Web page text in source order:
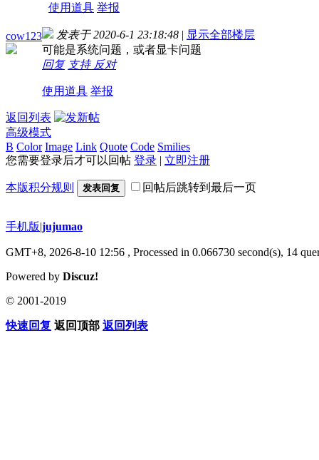
使用道具 举报
cow123 发表于 2020-6-1 23:18:48 | 显示全部楼层
可能是系统问题，或者显卡问题
回复 支持 反对
使用道具 举报
返回列表
高级模式
B Color Image Link Quote Code Smilies
您需要登录后才可以回帖 登录 | 立即注册
本版积分规则 发表回复 回帖后跳转到最后一页
手机版|jujumao
GMT+8, 2026-8-10 12:56 , Processed in 0.066730 second(s), 14
Powered by Discuz!
© 2001-2019
快速回复 返回顶部 返回列表